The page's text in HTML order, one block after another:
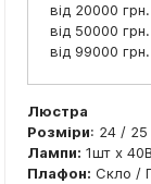
від 20000
від 50000
від 99000
Люстра
Розміри: 24 / 25
Лампи: 1шт x
Плафон: Скло /